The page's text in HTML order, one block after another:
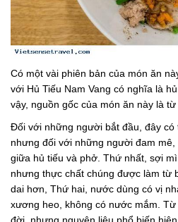
Có một vài phiên bản của món ăn
với Hủ Tiếu Nam Vang có nghĩa là
vậy, nguồn gốc của món ăn này là
Đối với những người bắt đầu, đây có
nhưng đối với những người đam
giữa hủ tiếu và phở. Thứ nhất, sợi
nhưng thực chất chúng được làm từ
dai hơn, Thứ hai, nước dùng có vị
xương heo, không có nước mắm.